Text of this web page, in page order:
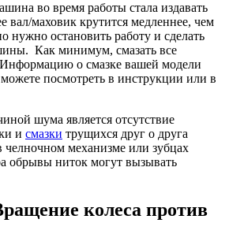
во время работы стала издавать
вал/маховик крутится медленнее, чем
нужно остановить работу и сделать
Как минимум, смазать все
о смазке вашей модели
посмотреть в инструкции или в
шума является отсутствие
и смазки трущихся друг о друга
челночном механизме или зубцах
обрывы ниток могут вызывать
колеса против